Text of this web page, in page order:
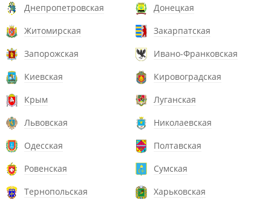
Днепропетровская
Донецкая
Житомирская
Закарпатская
Запорожская
Ивано-Франковская
Киевская
Кировоградская
Крым
Луганская
Львовская
Николаевская
Одесская
Полтавская
Ровенская
Сумская
Тернопольская
Харьковская